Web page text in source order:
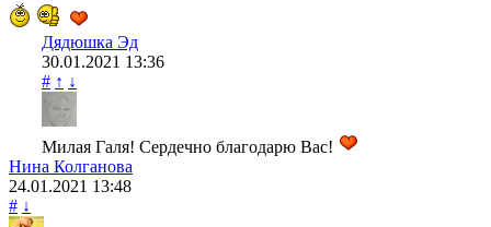
Дядюшка Эд
30.01.2021 13:36
# ↑ ↓
Милая Галя! Сердечно благодарю Вас!
Нина Колганова
24.01.2021 13:48
# ↓